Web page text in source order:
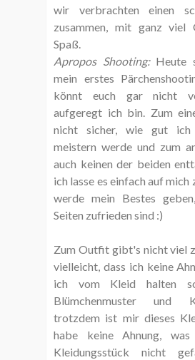
wir verbrachten einen
zusammen, mit ganz viel
Spaß.
Apropos Shooting:Heute
mein erstes
könnt euch gar nicht
aufgeregt ich bin. Zum
nicht sicher, wie gut ich
meistern werde und zum
auch keinen der beiden
ich lasse es einfach auf mich
werde mein Bestes
Seiten zufrieden sind :)
Zum Outfit gibt's nicht viel
vielleicht, dass ich keine
ich vom Kleid halten
Blümchenmuster und
trotzdem ist mir dieses
habe keine Ahnung,
Kleidungsstück nicht